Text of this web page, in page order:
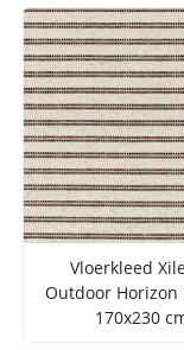
Vloerkleed
Outdoor Horizon
170x230